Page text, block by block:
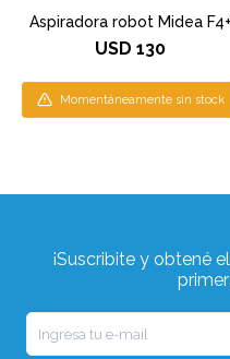
Aspiradora robot Midea F4+
USD 130
Momentáneamente sin stock
¡Suscribite y obtené